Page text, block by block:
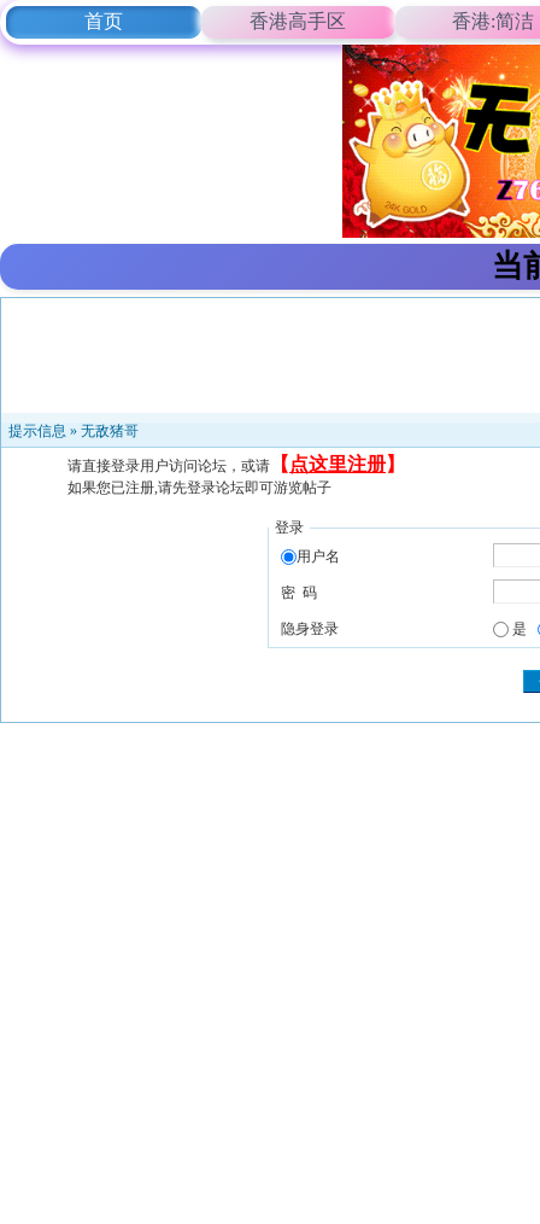
首页 香港高手区 香港:简洁
当
提示信息 » 无敌猪哥
请直接登录用户访问论坛，或请 【 点这里注册】
如果您已注册,请先登录论坛即可游览帖子
登录
用户名
密 码
隐身登录 是